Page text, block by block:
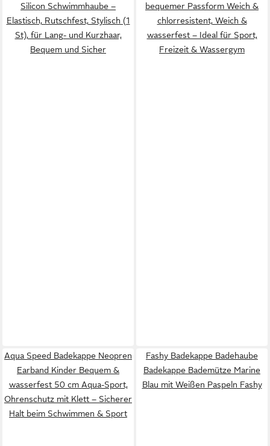
Silicon Schwimmhaube –
Elastisch, Rutschfest, Stylisch (1
St), für Lang- und Kurzhaar,
Bequem und Sicher
bequemer Passform Weich &
chlorresistent, Weich &
wasserfest – Ideal für Sport,
Freizeit & Wassergym
Aqua Speed Badekappe Neopren
Earband Kinder Bequem &
wasserfest 50 cm Aqua-Sport,
Ohrenschutz mit Klett – Sicherer
Halt beim Schwimmen & Sport
Fashy Badekappe Badehaube
Badekappe Bademütze Marine
Blau mit Weißen Paspeln Fashy